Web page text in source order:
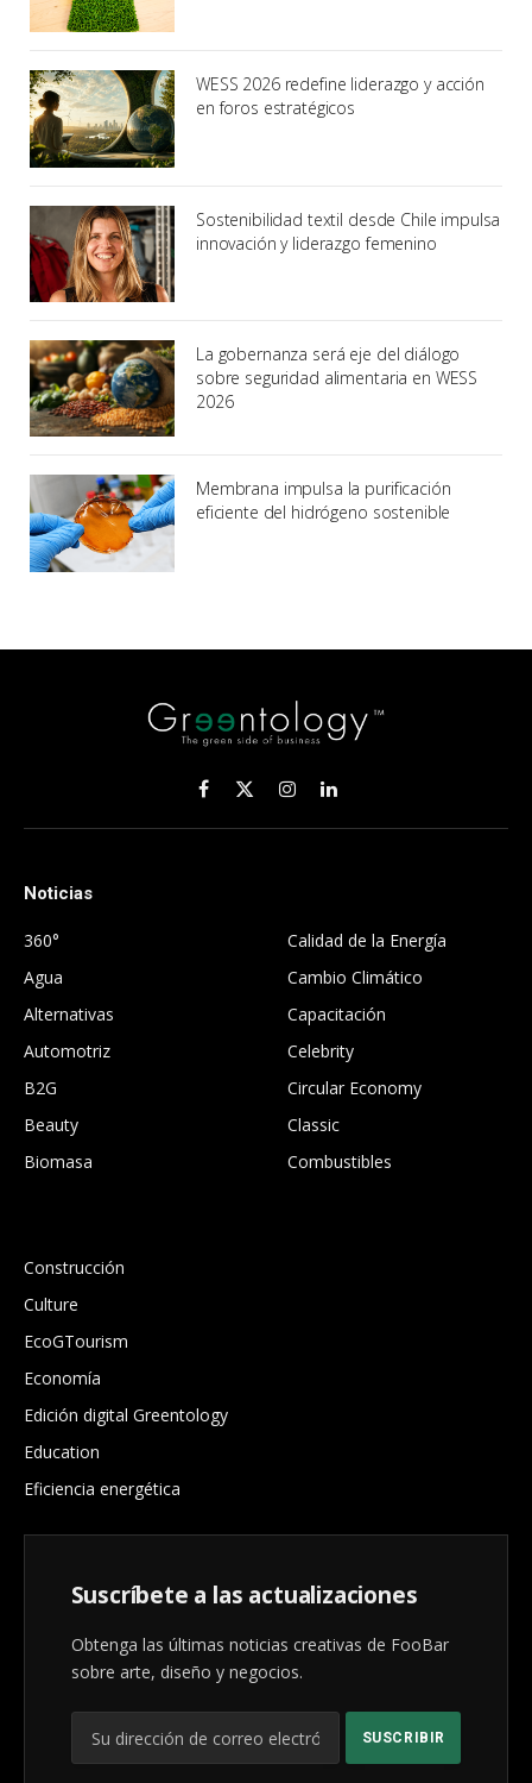
WESS 2026 redefine liderazgo y acción
en foros estratégicos
Sostenibilidad textil desde Chile impulsa
innovación y liderazgo femenino
La gobernanza será eje del diálogo
sobre seguridad alimentaria en WESS
2026
Membrana impulsa la purificación
eficiente del hidrógeno sostenible
Facebook
X
(Twitter)
InstagramLinkedIn
Noticias
360°
Agua
Alternativas
Automotriz
B2G
Beauty
Biomasa
Calidad de la Energía
Cambio Climático
Capacitación
Celebrity
Circular Economy
Classic
Combustibles
Construcción
Culture
EcoGTourism
Economía
Edición digital Greentology
Education
Eficiencia energética
Suscríbete a las actualizaciones
Obtenga las últimas noticias creativas de FooBar
sobre arte, diseño y negocios.